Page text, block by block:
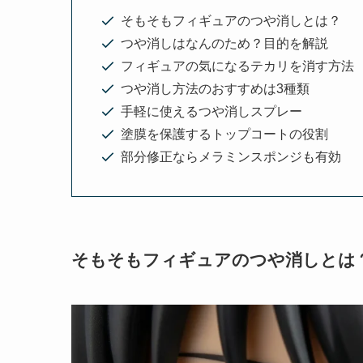
そもそもフィギュアのつや消しとは？
つや消しはなんのため？目的を解説
フィギュアの気になるテカリを消す方法
つや消し方法のおすすめは3種類
手軽に使えるつや消しスプレー
塗膜を保護するトップコートの役割
部分修正ならメラミンスポンジも有効
そもそもフィギュアのつや消しとは